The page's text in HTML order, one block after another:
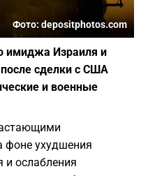
Фото: depositphotos.com
имиджа Израиля и
сделки с США
и военные
фоне ухудшения
и ослабления